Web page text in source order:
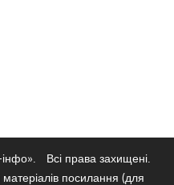
Всі права захищені.
посилання (для